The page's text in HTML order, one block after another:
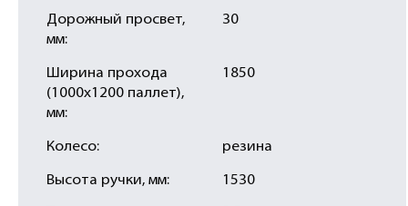
Дорожный просвет,
мм:
30
Ширина прохода
(1000х1200 паллет),
мм:
1850
Колесо: резина
Высота ручки, мм: 1530